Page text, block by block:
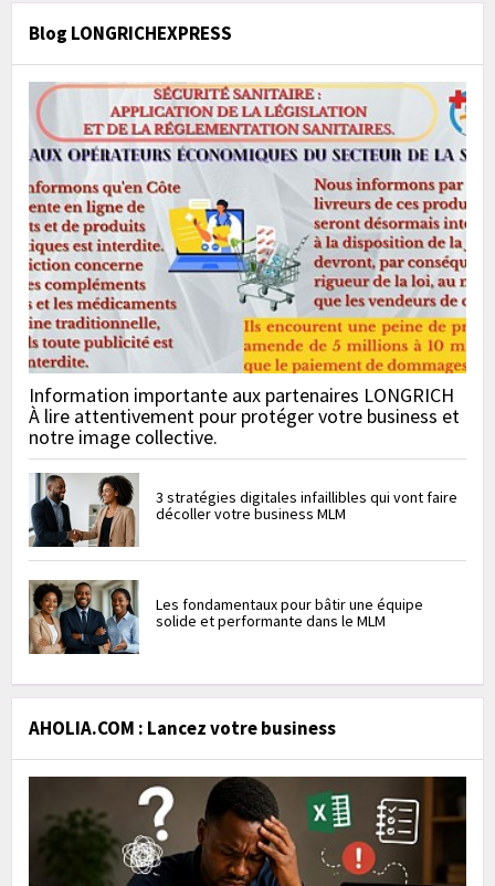
Blog LONGRICHEXPRESS
Information importante aux partenaires LONGRICH
À lire attentivement pour protéger votre business et
notre image collective.
3 stratégies digitales infaillibles qui vont faire
décoller votre business MLM
Les fondamentaux pour bâtir une équipe
solide et performante dans le MLM
AHOLIA.COM : Lancez votre business